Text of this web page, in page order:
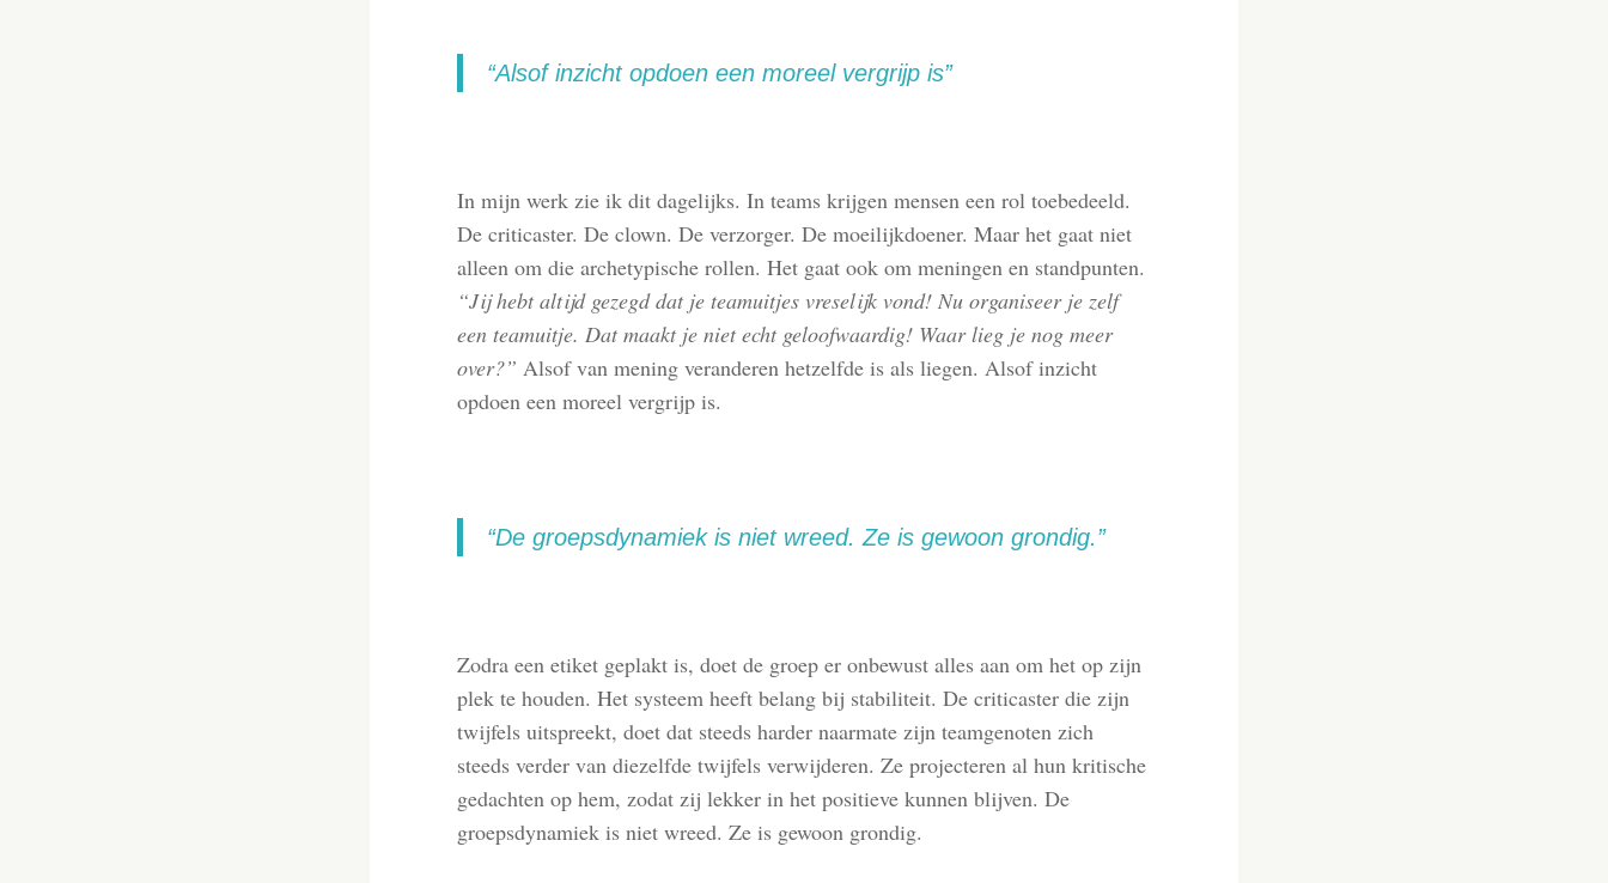
“Alsof inzicht opdoen een moreel vergrijp is”
In mijn werk zie ik dit dagelijks. In teams krijgen mensen een rol toebedeeld.
De criticaster. De clown. De verzorger. De moeilijkdoener. Maar het gaat niet
alleen om die archetypische rollen. Het gaat ook om meningen en standpunten.
“Jij hebt altijd gezegd dat je teamuitjes vreselijk vond! Nu organiseer je zelf
een teamuitje. Dat maakt je niet echt geloofwaardig! Waar lieg je nog meer
over?” Alsof van mening veranderen hetzelfde is als liegen. Alsof inzicht
opdoen een moreel vergrijp is.
“De groepsdynamiek is niet wreed. Ze is gewoon grondig.”
Zodra een etiket geplakt is, doet de groep er onbewust alles aan om het op zijn
plek te houden. Het systeem heeft belang bij stabiliteit. De criticaster die zijn
twijfels uitspreekt, doet dat steeds harder naarmate zijn teamgenoten zich
steeds verder van diezelfde twijfels verwijderen. Ze projecteren al hun kritische
gedachten op hem, zodat zij lekker in het positieve kunnen blijven. De
groepsdynamiek is niet wreed. Ze is gewoon grondig.